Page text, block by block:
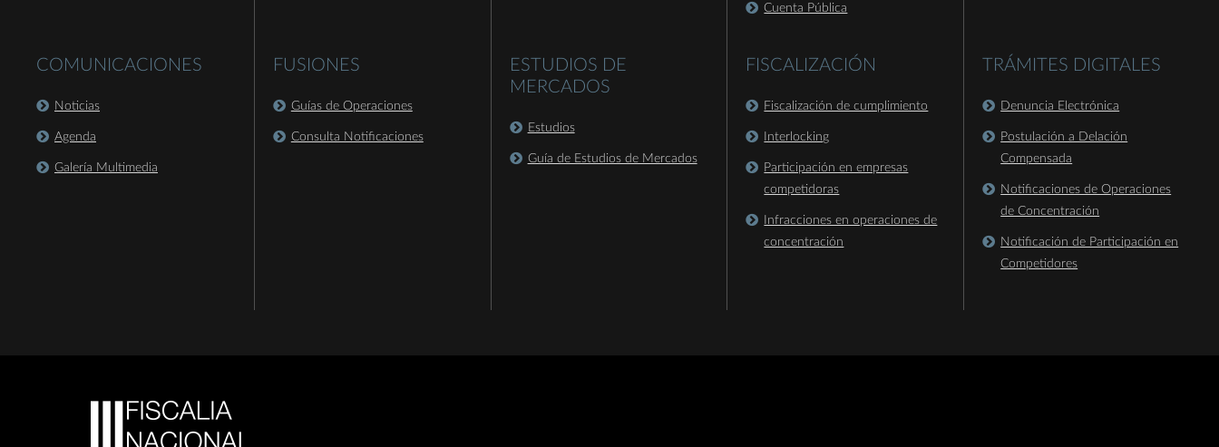
COMUNICACIONES
Noticias
Agenda
Galería Multimedia
FUSIONES
Guías de Operaciones
Consulta Notificaciones
ESTUDIOS DE
MERCADOS
Estudios
Guía de Estudios de Mercados
Cuenta Pública
FISCALIZACIÓN
Fiscalización de cumplimiento
Interlocking
Participación en empresas
competidoras
Infracciones en operaciones de
concentración
TRÁMITES DIGITALES
Denuncia Electrónica
Postulación a Delación
Compensada
Notificaciones de Operaciones
de Concentración
Notificación de Participación en
Competidores